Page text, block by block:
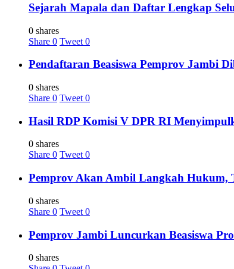
Sejarah Mapala dan Daftar Lengkap
0 shares
Share 0 Tweet 0
Pendaftaran Beasiswa Pemprov Jambi
0 shares
Share 0 Tweet 0
Hasil RDP Komisi V DPR RI
0 shares
Share 0 Tweet 0
Pemprov Akan Ambil Langkah Hukum,
0 shares
Share 0 Tweet 0
Pemprov Jambi Luncurkan Beasiswa
0 shares